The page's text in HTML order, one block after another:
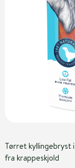
Tørret kyllingebryst
fra krappeskjold